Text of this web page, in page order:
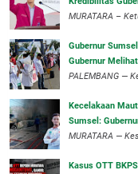
MURATARA –
‎Gubernur
Gubernur
‎PALEMBANG —
‎Kecelakaan
Sumsel:
‎MURATARA —
‎Kasus OTT